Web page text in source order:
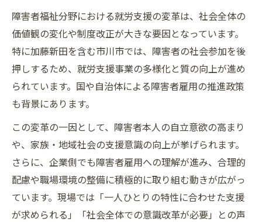
障害者福祉分野における就労支援の変革は、社会全体の
価値観の変化や制度改正が大きな要因となっています。
特に加藤新田を含む市川市では、障害者の社会参加を後
押しするため、就労支援事業の多様化と質の向上が進め
られています。国や自治体による障害者雇用の推進政策
も背景にあります。
この変革の一因として、障害者本人の自立意欲の高まり
や、家族・地域社会の支援意識の向上が挙げられます。
さらに、企業側でも障害者雇用への理解が進み、合理的
配慮や職場環境の整備に積極的に取り組む動きが広がっ
ています。現場では「一人ひとりの特性に合わせた支援
が求められる」「社会全体での意識改革が必要」との声